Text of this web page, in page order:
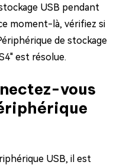
USB pendant
moment-là, vérifiez si
de stockage
est résolue.
vous
USB, il est